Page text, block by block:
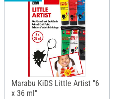
Marabu KiDS Little Artist "6
x 36 ml"